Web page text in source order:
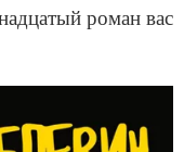
роман вас